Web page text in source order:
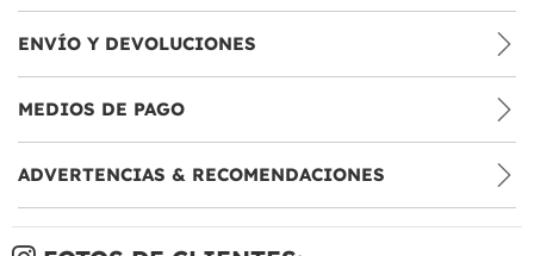
ENVÍO Y DEVOLUCIONES
MEDIOS DE PAGO
ADVERTENCIAS & RECOMENDACIONES